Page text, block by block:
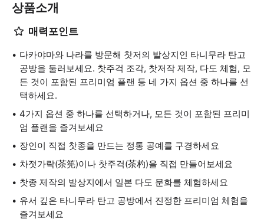
상품소개
매력포인트
다카야마와 나라를 방문해 찻저의 발상지인 타니무라 탄고
공방을 둘러보세요. 찻주걱 조각, 찻저작 제작, 다도 체험, 모
든 것이 포함된 프리미엄 플랜 등 네 가지 옵션 중 하나를 선
택하세요.
4가지 옵션 중 하나를 선택하거나, 모든 것이 포함된 프리미
엄 플랜을 즐겨보세요
장인이 직접 찻종을 만드는 정통 공예를 구경하세요
차젓가락(茶筅)이나 찻주걱(茶杓)을 직접 만들어보세요
찻종 제작의 발상지에서 일본 다도 문화를 체험하세요
유서 깊은 타니무라 탄고 공방에서 진정한 프리미엄 체험을
즐겨보세요